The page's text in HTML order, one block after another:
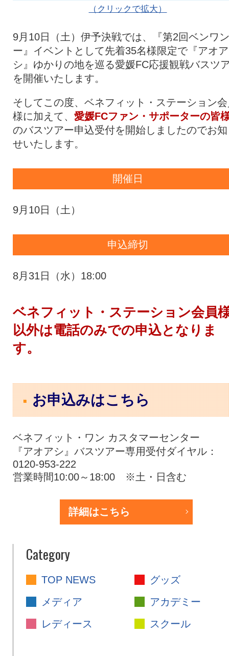
（クリックで拡大）
9月10日（土）伊予決戦では、『第2回ベンワ
ー』イベントとして先着35名様限定で『アオア
シ』ゆかりの地を巡る愛媛FC応援観戦バスツ
を開催いたします。
そしてこの度、ベネフィット・ステーション
様に加えて、 愛媛FCファン・サポーターの皆
のバスツアー申込受付を開始しましたのでお
せいたします。
開催日
9月10日（土）
申込締切
8月31日（水）18:00
ベネフィット・ステーション会員
以外は電話のみでの申込となりま
す。
お申込みはこちら
ベネフィット・ワン カスタマーセンター
『アオアシ』バスツアー専用受付ダイヤル：
0120-953-222
営業時間10:00～18:00 ※土・日含む
詳細はこちら
Category
TOP NEWS
グッズ
メディア
アカデミー
レディース
スクール